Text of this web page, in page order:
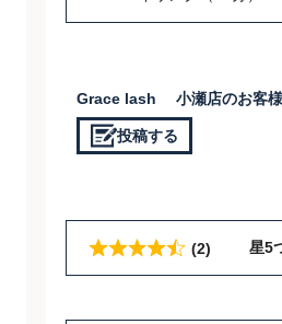
Grace lash 小瀬店のお客様
投稿する
(2) 星5